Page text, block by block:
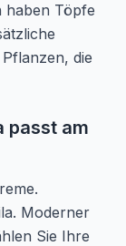
haben Töpfe
die
passt am
Moderner
Sie Ihre